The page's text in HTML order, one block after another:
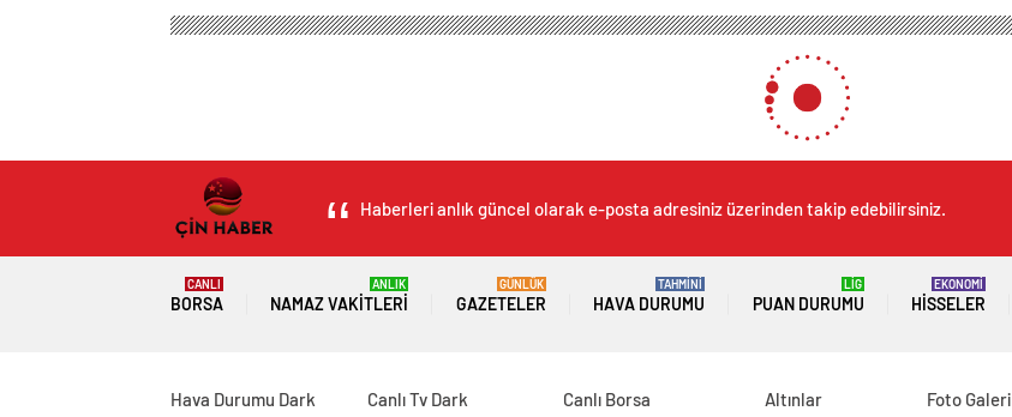
Haberleri anlık güncel olarak e-posta adresiniz üzerinden takip edebilirsiniz.
BORSA
CANLI
NAMAZ VAKITLERI
ANLIK
GAZETELER
GÜNLÜK
HAVA DURUMU
TAHMİNİ
PUAN DURUMU
LİG
HISSELER
EKONOMİ
Hava Durumu Dark Canlı Tv Dark Canlı Borsa Altınlar Foto Galeri